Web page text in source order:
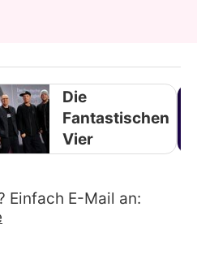
Die
Fantastischen
Vier
Einfach E-Mail an: